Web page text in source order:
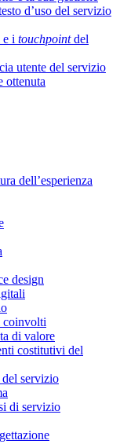
d’uso del servizio
e i touchpointdel
utente del servizio
ottenuta
dell’esperienza
design
coinvolti
di valore
costitutivi del
servizio
di servizio